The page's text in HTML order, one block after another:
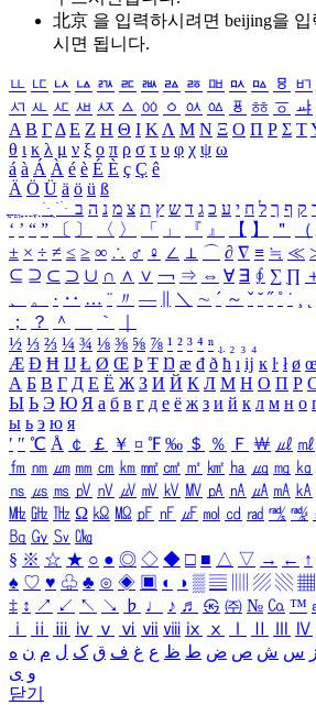
北京 을 입력하시려면 beijing을 입
시면 됩니다.
ㅥ ㅦ ㅧ ㅨ ㅩ ㅪ ㅫ ㅬ ㅭ ㅮ ㅯ ㅰ ㅱ ㅲ
ㅺ ㅻ ㅼ ㅽ ㅾ ㅿ ㆀ ㆁ ㆂ ㆃ ㆄ ㆅ ㆆ ㆇ
Α Β ΓΔ Ε Ζ Η Θ Ι ΚΛ Μ Ν Ξ Ο Π Ρ Σ Τ
θ ι κ λ μ ν ξ ο π ρ σ τ υ φ χ ψ ω
á à Á À é è É È ç Ç ê
Ä Ö Ü ä ö ü ß
ִֶֹ ֻּ ׁׂ ק ף ך ל ח י ע כ ג ד ש ץ ת צ מ נ ה ב
‘ ’ “ ” 〔 〕 〈 〉 「 」 『 』 【 】 ＂ （
± × ÷ ≠ ≤ ≥ ∞ ∴ ♂ ♀ ∠ ⊥ ⌒ ∂ ∇ ≡ ≒ ≪
⊆ ⊇ ⊂ ⊃ ∪ ∩ ∧ ∨ ￢ ⇒ ⇔ ∀ ∃ ∮ ∑ ∏
、
。 · ‥ … ¨ 〃 ― ＼ ∼ ´ ～ ˇ ˘ ˝ ˚ ˙ ¸
；
？ ＾ ｀
½ ⅓ ⅔ ¼ ¾ ⅛ ⅜ ⅝ ⅞ ¹ ² ³ ⁴ ⁿ ₁ ₂ ₃ ₄
Æ Ð Ħ Ĳ Ł Ø Œ Þ Ŧ Ŋ æ đ ð ħ ı ĳ ĸ ŀ ł ø œ
А Б В Г Д Е Ё Ж З И Й К Л М Н О П Р
Ы Ь Э Ю Я а б в г д е ё ж з и й к л м н о
ы ь э ю я
′ ″ ℃ Å ￠ ￡ ￥ ¤ ℉ ‰ ＄ ％ Ｆ ￦ ㎕ ㎖
㎙ ㎚ ㎛ ㎜ ㎝ ㎞ ㎟ ㎠ ㎡ ㎢ ㏊ ㎍ ㎎ ㎏
㎱ ㎲ ㎳ ㎴ ㎵ ㎶ ㎷ ㎸ ㎹ ㎀ ㎁ ㎂ ㎃ ㎄
㎒ ㎓ ㎔ Ω ㏀ ㏁ ㎊ ㎋ ㎌ ㏖ ㏅ ㎭ ㎮ ㎯
㏃ ㏉ ㏜ ㏆
§ ※ ☆ ★ ○ ● ◎ ◇ ◆ □ ■ △ ▽ → ← ↑
♠ ♡ ♥ ♧ ♣ ⊙ ◈ ▣ ◐ ◑ ▒ ▤ ▨ ▧ ▦
‡ ↕ ↗ ↙ ↖ ↘ ♭ ♩ ♪ ♬ ㉿ ㈜ № ㏇ ™
ⅰ
ⅱ ⅲ ⅳ ⅴ ⅵ ⅶ ⅷ ⅸ ⅹ Ⅳ
ز س ش ص ض ط ظ ع غ ف ق ک ل م ن ه
و ی
닫기